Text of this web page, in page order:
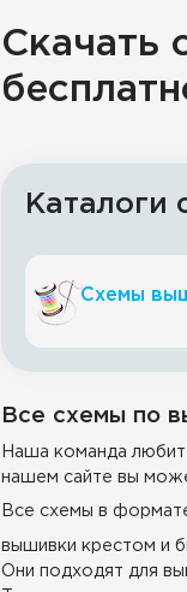
Скачать
Каталоги
Схемы
Все схемы по
Наша команда
нашем сайте вы
Все схемы в
вышивки крестом и
Они подходят для